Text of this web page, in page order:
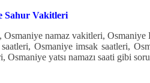
Sahur Vakitleri
namaz vakitleri,
Osmaniye imsak saatleri,
yatsı namazı saati gibi